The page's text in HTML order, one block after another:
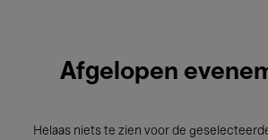
Afgelopen
Helaas niets te zien voor de